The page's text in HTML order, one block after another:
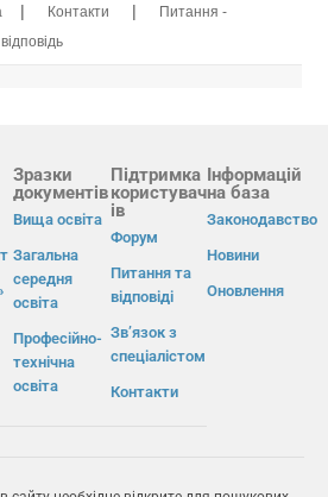
| Контакти |
Питання -
відповідь
Зразки
документів
Вища освіта
Загальна
середня
освіта
Професійно-
технічна
освіта
Підтримка
користувач
ів
Форум
Питання та
відповіді
Зв’язок з
спеціалістом
Контакти
Інформацій
на база
Законодавство
Новини
Оновлення